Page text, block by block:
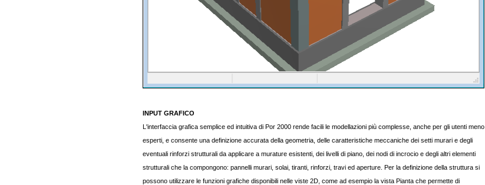
INPUT GRAFICO
L'interfaccia grafica semplice ed intuitiva di Por 2000 rende facili le modellazioni più complesse, anche per gli utenti meno
esperti, e consente una definizione accurata della geometria, delle caratteristiche meccaniche dei setti murari e degli
eventuali rinforzi strutturali da applicare a murature esistenti, dei livelli di piano, dei nodi di incrocio e degli altri elementi
strutturali che la compongono: pannelli murari, solai, tiranti, rinforzi, travi ed aperture. Per la definizione della struttura si
possono utilizzare le funzioni grafiche disponibili nelle viste 2D, come ad esempio la vista Pianta che permette di